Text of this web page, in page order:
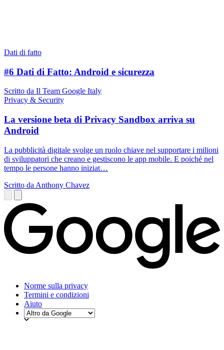
Dati di fatto
#6 Dati di Fatto: Android e sicurezza
Scritto da Il Team Google Italy
Privacy & Security
La versione beta di Privacy Sandbox arriva su
Android
La pubblicità digitale svolge un ruolo chiave nel supportare i milioni
di sviluppatori che creano e gestiscono le app mobile. E poiché nel
tempo le persone hanno iniziat…
Scritto da Anthony Chavez
Norme sulla privacy
Termini e condizioni
Aiuto